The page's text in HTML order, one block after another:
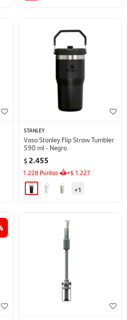
STANLEY
Vaso Stanley Flip Straw Tumbler
590 ml - Negro
$ 2.455
1.228 Puntos +$ 1.227
+1